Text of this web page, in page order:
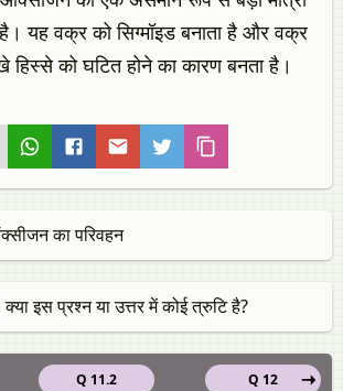
यह वक्र को सिग्मॉइड बनाता है और वक्र
को घटित होने का कारण बनता है।
का परिवहन
क्या इस प्रश्न या उत्तर में कोई त्रुटि है?
Q 11.2
Q 12